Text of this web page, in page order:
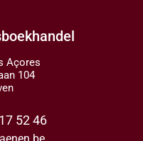
Açores
104
52 46